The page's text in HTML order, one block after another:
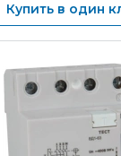
Купить в один